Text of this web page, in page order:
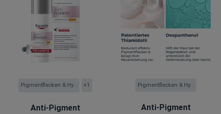
Pigmentflecken & Hy... +1
Anti-Pigment
Pigmentflecken & Hy...
Anti-Pigment